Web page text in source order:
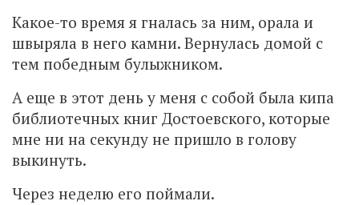
Какое-то время я гналась за ним, орала и
швыряла в него камни. Вернулась домой с
тем победным булыжником.
А еще в этот день у меня с собой была кипа
библиотечных книг Достоевского, которые
мне ни на секунду не пришло в голову
выкинуть.
Через неделю его поймали.